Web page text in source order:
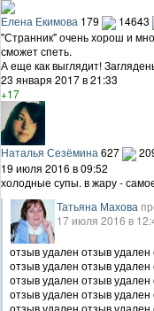
Елена Екимова 179
14643
"Странник" очень хорош и
сможет спеть.
А еще как выглядит!
23 января 2017 в 21:33
+17
Наталья Сезёмина 627
19 июля 2016 в 09:52
холодные супы. в жару -
Татьяна Махова
17 июля 2016 в
отзыв удален отзыв
отзыв удален отзыв
отзыв удален отзыв
отзыв удален отзыв
отзыв удален отзыв